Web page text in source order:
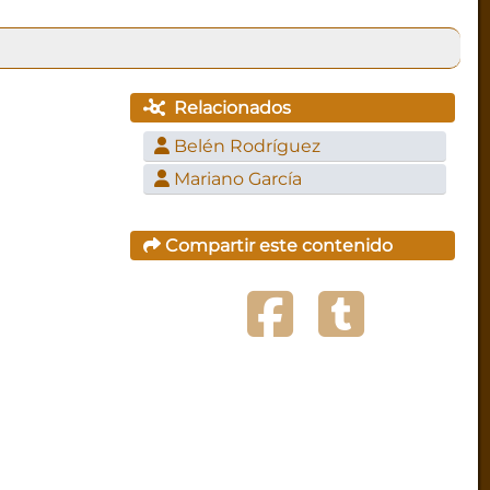
Relacionados
Belén Rodríguez
Mariano García
Compartir este contenido